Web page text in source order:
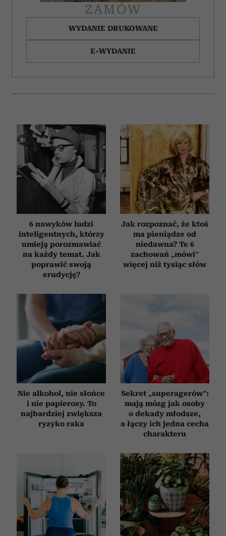
ZAMÓW
WYDANIE DRUKOWANE
E-WYDANIE
6 nawyków ludzi
inteligentnych, którzy
umieją porozmawiać
na każdy temat. Jak
poprawić swoją
erudycję?
Jak rozpoznać, że ktoś
ma pieniądze od
niedawna? Te 6
zachowań „mówi”
więcej niż tysiąc słów
Nie alkohol, nie słońce
i nie papierosy. To
najbardziej zwiększa
ryzyko raka
Sekret „superagerów”:
mają mózg jak osoby
o dekady młodsze,
a łączy ich jedna cecha
charakteru